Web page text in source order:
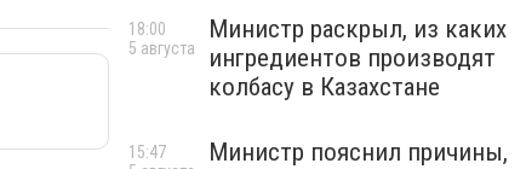
Министр раскрыл, из каких
ингредиентов производят
колбасу в Казахстане
18:00
5 августа
Министр пояснил причины,
15:47